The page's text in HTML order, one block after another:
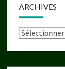
ARCHIVES
Archives